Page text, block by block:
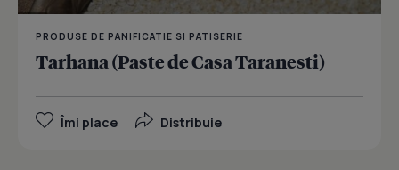
PRODUSE DE PANIFICATIE SI PATISERIE
Tarhana (Paste de Casa Taranesti)
Îmi place Distribuie